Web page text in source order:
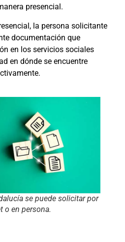
presencial.
la persona solicitante
documentación que
en los servicios sociales
en dónde se encuentre
se puede solicitar por
o en persona.